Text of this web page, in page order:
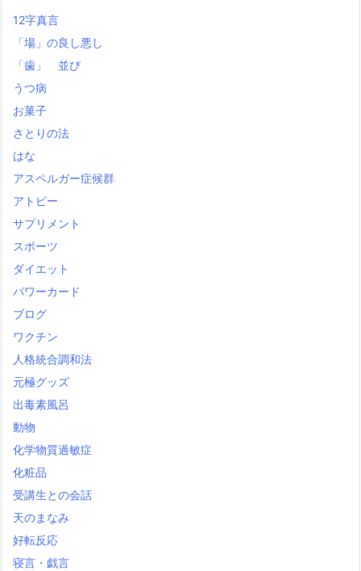
12字真言
「場」の良し悪し
「歯」 並び
うつ病
お菓子
さとりの法
はな
アスペルガー症候群
アトピー
サプリメント
スポーツ
ダイエット
パワーカード
ブログ
ワクチン
人格統合調和法
元極グッズ
出毒素風呂
動物
化学物質過敏症
化粧品
受講生との会話
天のまなみ
好転反応
寝言・戯言